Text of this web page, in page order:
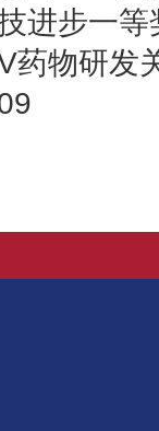
进步一
药物研发